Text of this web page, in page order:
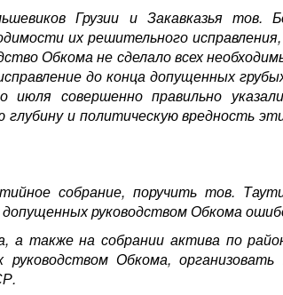
Грузии и Закавказья
их решительного
Обкома не сделало всех
до конца допущенных
июля совершенно правильно
глубину и политическую вредность
собрание, поручить тов.
руководством Обкома
а также на собрании актива по
Обкома,